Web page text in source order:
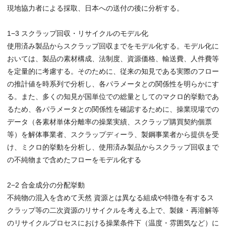
現地協力者による採取、日本への送付の後に分析する。
1−3 スクラップ回収・リサイクルのモデル化
使用済み製品からスクラップ回収までをモデル化する。モデル化に
おいては、製品の素材構成、法制度、資源価格、輸送費、人件費等
を定量的に考慮する。そのために、従来の知見である実際のフロー
の推計値を時系列で分析し、各パラメータとの関係性を明らかにす
る。また、多くの知見が国単位での総量としてのマクロ的挙動であ
るため、各パラメータとの関係性を確認するために、操業現場での
データ（各素材単体分離率の操業実績、スクラップ購買契約個票
等）を解体事業者、スクラップディーラ、製鋼事業者から提供を受
け、ミクロ的挙動を分析し、使用済み製品からスクラップ回収まで
の不純物まで含めたフローをモデル化する
2−2 合金成分の分配挙動
不純物の混入を含めて天然 資源とは異なる組成や特徴を有するス
クラップ等の二次資源のリサイクルを考える上で、製錬・再溶解等
のリサイクルプロセスにおける操業条件下（温度・雰囲気など）に